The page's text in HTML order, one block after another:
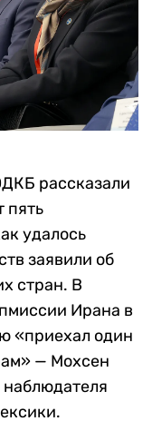
рассказали
пять
удалось
заявили об
стран. В
Ирана в
«приехал один
— Мохсен